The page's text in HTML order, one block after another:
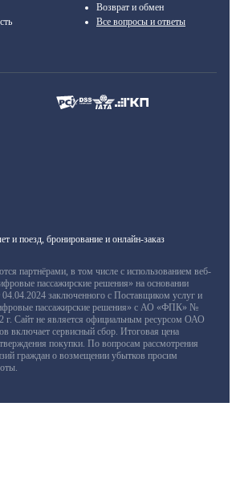
Возврат и обмен
Все вопросы и ответы
и поезд, бронирование и онлайн-заказ
партнёрами, в том числе с использованием веб-
пассажирские решения» на основании
заключенного с Поставщиком услуг и
пассажирские решения» с АО «ФПК» №
Сайт не является официальным ресурсом ОАО
включает сервисный сбор. Итоговая цена
покупки. По вопросам рассмотрения
граждан о возмещении убытков просим